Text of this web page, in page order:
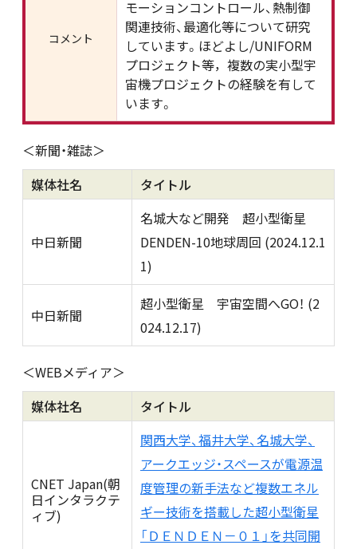
コメント
モーションコントロール、熱制御
関連技術、最適化等について研究
しています。ほどよし/UNIFORM
プロジェクト等，複数の実小型宇
宙機プロジェクトの経験を有して
います。
＜新聞・雑誌＞
媒体社名
タイトル
中日新聞
名城大など開発 超小型衛星
DENDEN-10地球周回 (2024.12.1
1)
中日新聞
超小型衛星 宇宙空間へGO！ (2
024.12.17)
＜WEBメディア＞
媒体社名
タイトル
CNET Japan(朝
日インタラクテ
ィブ)
関西大学、福井大学、名城大学、
アークエッジ・スペースが電源温
度管理の新手法など複数エネル
ギー技術を搭載した超小型衛星
「ＤＥＮＤＥＮ－０１」を共同開